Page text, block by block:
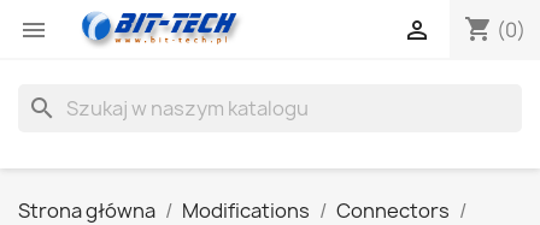
 shopping_cart (0)

search
Strona główna Modifications
Connectors